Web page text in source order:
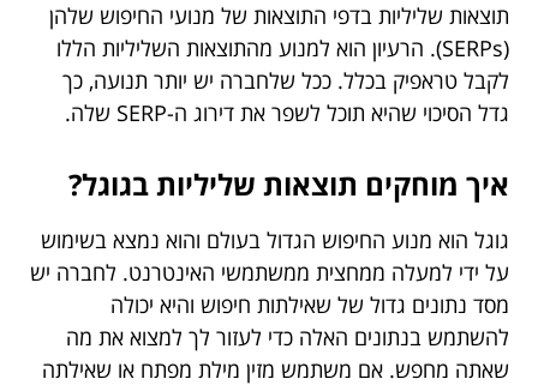
תוצאות שליליות בדפי התוצאות של מנועי החיפוש שלהן
(SERPs). הרעיון הוא למנוע מהתוצאות השליליות הללו
לקבל טראפיק בכלל. ככל שלחברה יש יותר תנועה, כך
גדל הסיכוי שהיא תוכל לשפר את דירוג ה-SERP שלה.
איך מוחקים תוצאות שליליות בגוגל?
גוגל הוא מנוע החיפוש הגדול בעולם והוא נמצא בשימוש
על ידי למעלה ממחצית ממשתמשי האינטרנט. לחברה יש
מסד נתונים גדול של שאילתות חיפוש והיא יכולה
להשתמש בנתונים האלה כדי לעזור לך למצוא את מה
שאתה מחפש. אם משתמש מזין מילת מפתח או שאילתה